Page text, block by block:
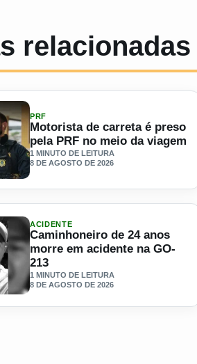
relacionadas
de carreta é preso pela PRF no
PRF
Motorista de carreta é preso
pela PRF no meio da viagem
1 MINUTO DE LEITURA
8 DE AGOSTO DE 2026
de 24 anos morre em
ACIDENTE
Caminhoneiro de 24 anos
morre em acidente na GO-
213
1 MINUTO DE LEITURA
8 DE AGOSTO DE 2026